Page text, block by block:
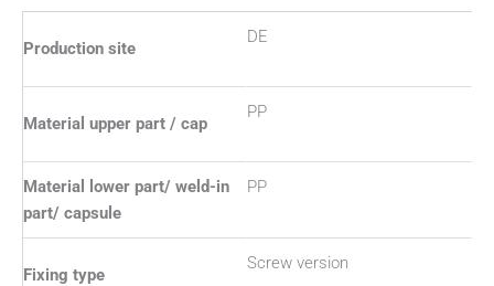
Production site
DE
Material upper part / cap
PP
Material lower part/ weld-in
part/ capsule
PP
Fixing type
Screw version